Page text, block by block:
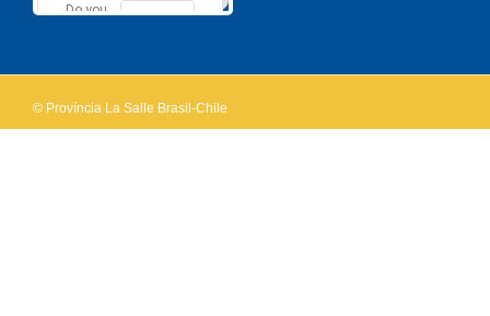
Do you
OK
© Província La Salle Brasil-Chile